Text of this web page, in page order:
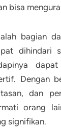
bisa
bagian
dihindari
. Dengan
dan
orang
signifikan.